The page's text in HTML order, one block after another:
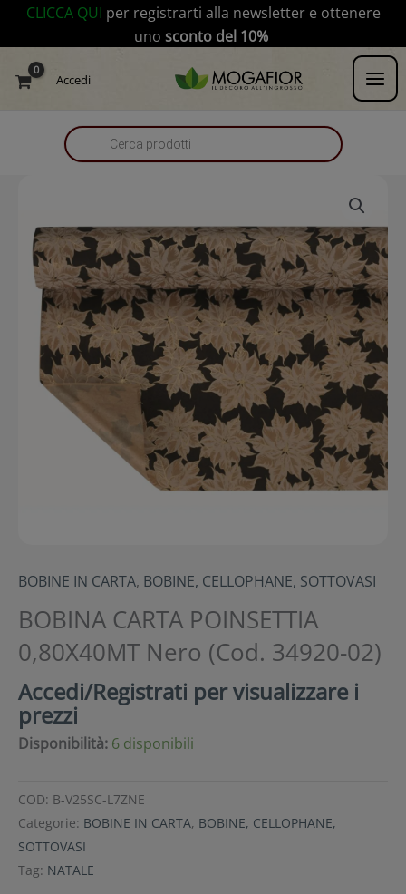
contenuto
CLICCA QUI per registrarti alla newsletter e ottenere
uno sconto del 10%
Accedi
Products
search
BOBINE IN CARTA, BOBINE, CELLOPHANE, SOTTOVASI
BOBINA CARTA POINSETTIA
0,80X40MT Nero (Cod. 34920-02)
Accedi/Registrati per visualizzare i
prezzi
Disponibilità: 6 disponibili
COD: B-V25SC-L7ZNE
Categorie: BOBINE IN CARTA, BOBINE, CELLOPHANE,
SOTTOVASI
Tag: NATALE
modal-check